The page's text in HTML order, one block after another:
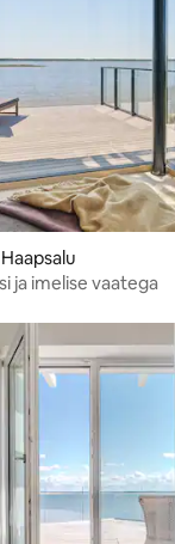
ja imelise vaatega